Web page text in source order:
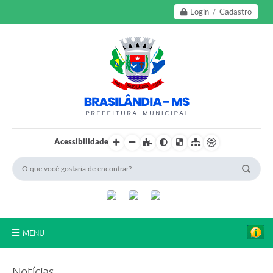
Login / Cadastro
Acessibilidade
MENU